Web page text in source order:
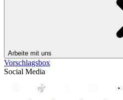
Arbeite mit uns
Vorschlagsbox
Social Media